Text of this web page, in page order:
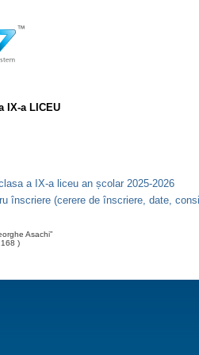
IX-a LICEU
a IX-a liceu an școlar 2025-2026
înscriere (cerere de înscriere, date,
Asachi”
)